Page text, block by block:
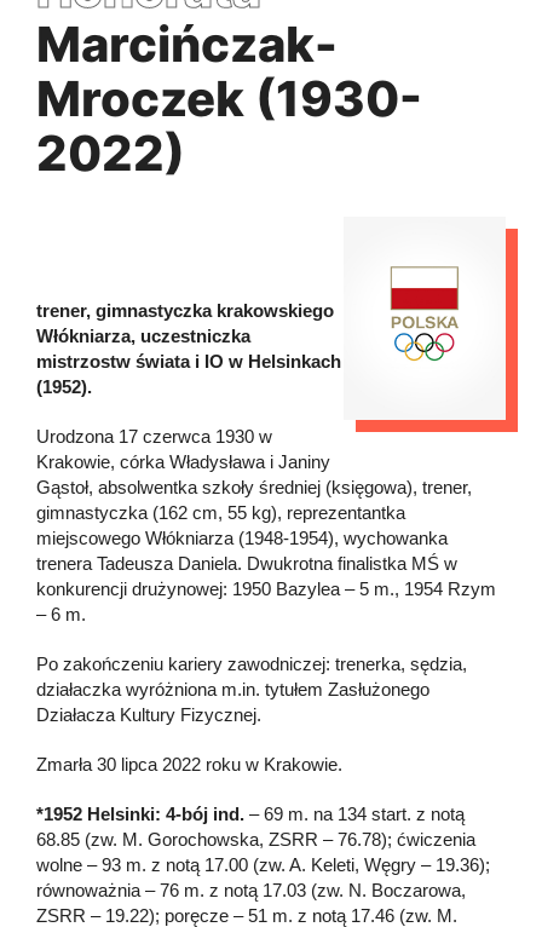
Marcińczak-
Mroczek (1930-
2022)
trener, gimnastyczka krakowskiego
Włókniarza, uczestniczka
mistrzostw świata i IO w Helsinkach
(1952).
Urodzona 17 czerwca 1930 w
Krakowie, córka Władysława i Janiny
Gąstoł, absolwentka szkoły średniej (księgowa), trener,
gimnastyczka (162 cm, 55 kg), reprezentantka
miejscowego Włókniarza (1948-1954), wychowanka
trenera Tadeusza Daniela. Dwukrotna finalistka MŚ w
konkurencji drużynowej: 1950 Bazylea – 5 m., 1954 Rzym
– 6 m.
Po zakończeniu kariery zawodniczej: trenerka, sędzia,
działaczka wyróżniona m.in. tytułem Zasłużonego
Działacza Kultury Fizycznej.
Zmarła 30 lipca 2022 roku w Krakowie.
*1952 Helsinki: 4-bój ind. – 69 m. na 134 start. z notą
68.85 (zw. M. Gorochowska, ZSRR – 76.78); ćwiczenia
wolne – 93 m. z notą 17.00 (zw. A. Keleti, Węgry – 19.36);
równoważnia – 76 m. z notą 17.03 (zw. N. Boczarowa,
ZSRR – 19.22); poręcze – 51 m. z notą 17.46 (zw. M.